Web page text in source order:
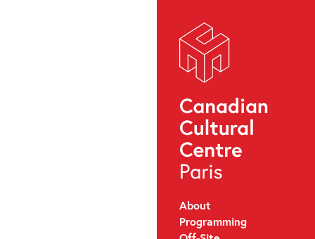
About
Programming